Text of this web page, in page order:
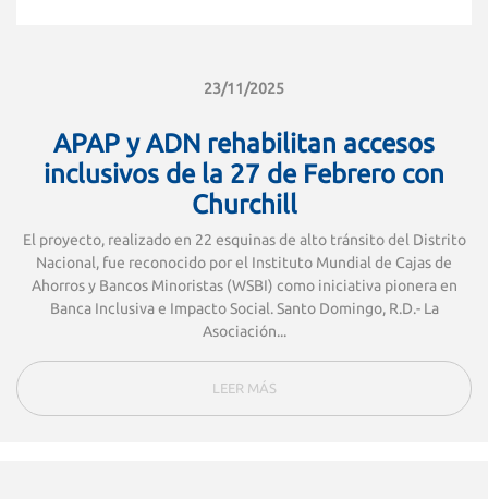
23/11/2025
APAP y ADN rehabilitan accesos
inclusivos de la 27 de Febrero con
Churchill
El proyecto, realizado en 22 esquinas de alto tránsito del Distrito
Nacional, fue reconocido por el Instituto Mundial de Cajas de
Ahorros y Bancos Minoristas (WSBI) como iniciativa pionera en
Banca Inclusiva e Impacto Social. Santo Domingo, R.D.- La
Asociación...
LEER MÁS